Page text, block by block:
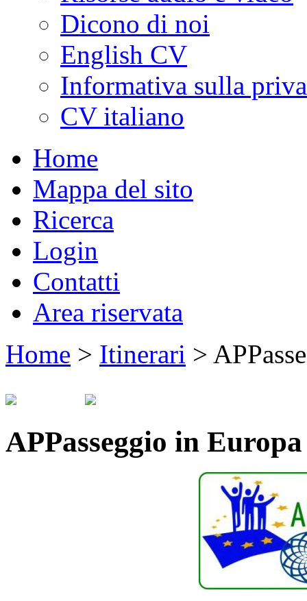
Dicono di noi
English CV
Informativa sulla
CV italiano
Home
Mappa del sito
Ricerca
Login
Contatti
Area riservata
Home > Itinerari >
APPasseggio in Europa